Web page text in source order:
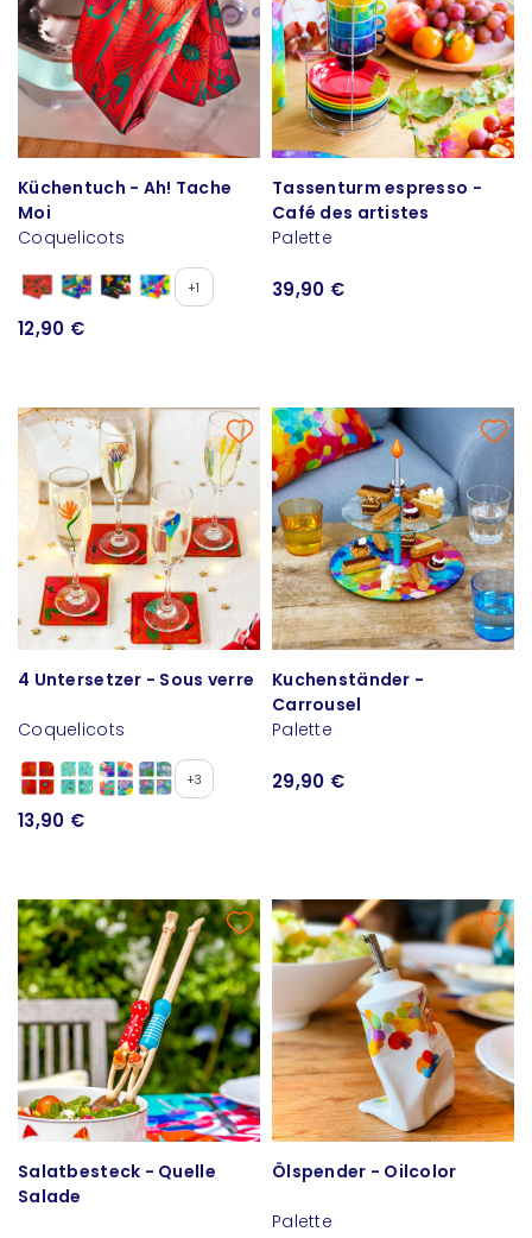
Küchentuch - Ah! Tache
Moi
Coquelicots
+1
12,90 €
Tassenturm espresso -
Café des artistes
Palette
39,90 €
4 Untersetzer - Sous verre
Coquelicots
+3
13,90 €
Kuchenständer -
Carrousel
Palette
29,90 €
Salatbesteck - Quelle
Salade
Ölspender - Oilcolor
Palette